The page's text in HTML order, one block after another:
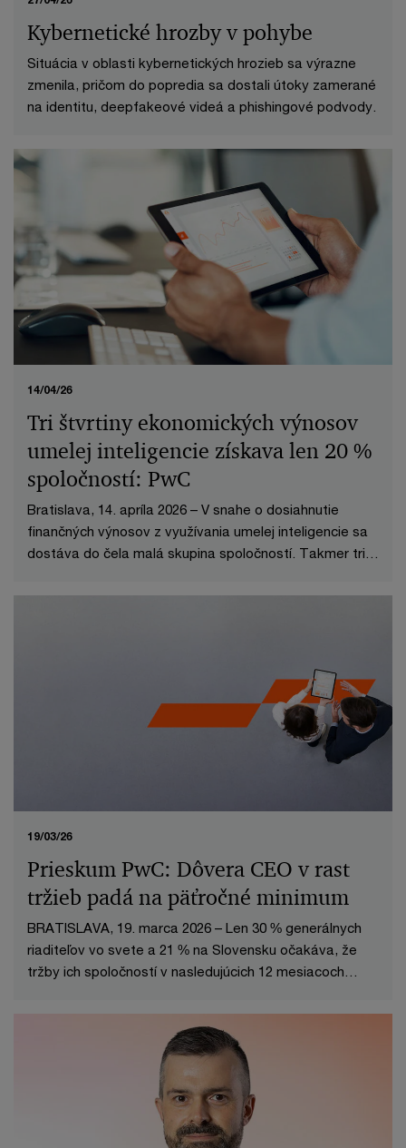
Kybernetické hrozby v pohybe
Situácia v oblasti kybernetických hrozieb sa výrazne
zmenila, pričom do popredia sa dostali útoky zamerané
na identitu, deepfakeové videá a phishingové podvody.
14/04/26
Tri štvrtiny ekonomických výnosov
umelej inteligencie získava len 20 %
spoločností: PwC
Bratislava, 14. apríla 2026 – V snahe o dosiahnutie
finančných výnosov z využívania umelej inteligencie sa
dostáva do čela malá skupina spoločností. Takmer tri
organizácií. Nová štúdia spoločnosti PwC s názvom „AI
19/03/26
Prieskum PwC: Dôvera CEO v rast
tržieb padá na päťročné minimum
BRATISLAVA, 19. marca 2026 – Len 30 % generálnych
riaditeľov vo svete a 21 % na Slovensku očakáva, že
tržby ich spoločností v nasledujúcich 12 mesiacoch